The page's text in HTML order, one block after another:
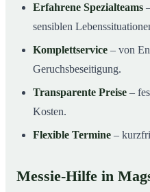
Erfahrene Spezialteams
sensiblen
Komplettservice – von
Geruchsbeseitigung.
Transparente Preise –
Kosten.
Flexible Termine –
Messie-Hilfe in